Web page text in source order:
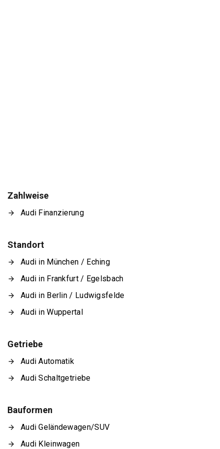
Zahlweise
Audi Finanzierung
Standort
Audi in München / Eching
Audi in Frankfurt / Egelsbach
Audi in Berlin / Ludwigsfelde
Audi in Wuppertal
Getriebe
Audi Automatik
Audi Schaltgetriebe
Bauformen
Audi Geländewagen/SUV
Audi Kleinwagen